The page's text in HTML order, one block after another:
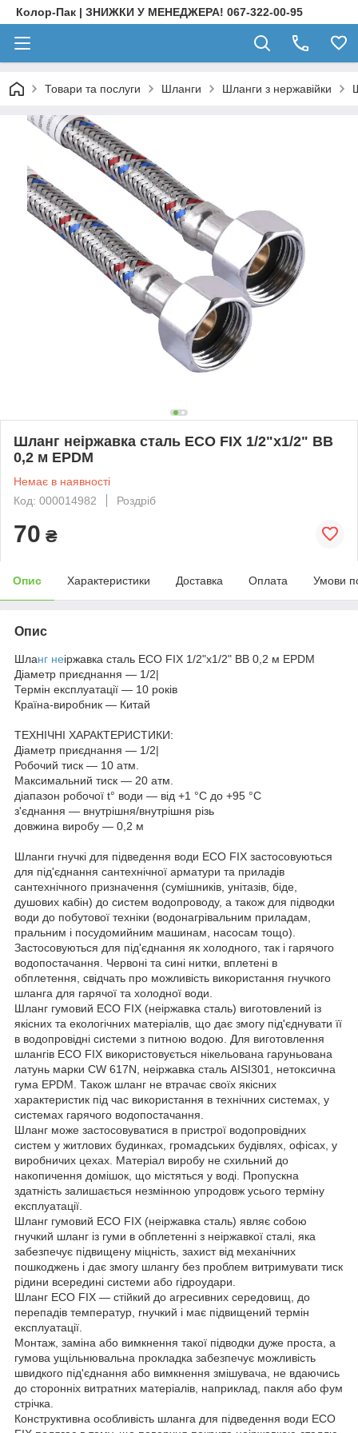
Колор-Пак | ЗНИЖКИ У МЕНЕДЖЕРА! 067-322-00-95
Товари та послуги Шланги Шланги з нержавійки
Шланг неіржавка сталь ECO FIX 1/2"х1/2" ВВ
0,2 м EPDM
Немає в наявності
Код: 000014982
Роздріб
70 ₴
Опис Характеристики Доставка Оплата Умови
Опис
Шланг неіржавка сталь ECO FIX 1/2"х1/2" ВВ 0,2 м EPDM
Діаметр приєднання — 1/2|
Термін експлуатації — 10 років
Країна-виробник — Китай
ТЕХНІЧНІ ХАРАКТЕРИСТИКИ:
Діаметр приєднання — 1/2|
Робочий тиск — 10 атм.
Максимальний тиск — 20 атм.
діапазон робочої t° води — від +1 °C до +95 °C
з'єднання — внутрішня/внутрішня різь
довжина виробу — 0,2 м
Шланги гнучкі для підведення води ECO FIX застосовуються
для під'єднання сантехнічної арматури та приладів
сантехнічного призначення (сумішників, унітазів, біде,
душових кабін) до систем водопроводу, а також для підводки
води до побутової техніки (водонагрівальним приладам,
пральним і посудомийним машинам, насосам тощо).
Застосовуються для під'єднання як холодного, так і гарячого
водопостачання. Червоні та сині нитки, вплетені в
обплетення, свідчать про можливість використання гнучкого
шланга для гарячої та холодної води.
Шланг гумовий ECO FIX (неіржавка сталь) виготовлений із
якісних та екологічних матеріалів, що дає змогу під'єднувати її
в водопровідні системи з питною водою. Для виготовлення
шлангів ECO FIX використовується нікельована гаруньована
латунь марки CW 617N, неіржавка сталь AISI301, нетоксична
гума EPDM. Також шланг не втрачає своїх якісних
характеристик під час використання в технічних системах, у
системах гарячого водопостачання.
Шланг може застосовуватися в пристрої водопровідних
систем у житлових будинках, громадських будівлях, офісах, у
виробничих цехах. Матеріал виробу не схильний до
накопичення домішок, що містяться у воді. Пропускна
здатність залишається незмінною упродовж усього терміну
експлуатації.
Шланг гумовий ECO FIX (неіржавка сталь) являє собою
гнучкий шланг із гуми в обплетенні з неіржавкої сталі, яка
забезпечує підвищену міцність, захист від механічних
пошкоджень і дає змогу шлангу без проблем витримувати тиск
рідини всередині системи або гідроудари.
Шланг ECO FIX — стійкий до агресивних середовищ, до
перепадів температур, гнучкий і має підвищений термін
експлуатації.
Монтаж, заміна або вимкнення такої підводки дуже проста, а
гумова ущільнювальна прокладка забезпечує можливість
швидкого під'єднання або вимкнення змішувача, не вдаючись
до сторонніх витратних матеріалів, наприклад, пакля або фум
стрічка.
Конструктивна особливість шланга для підведення води ECO